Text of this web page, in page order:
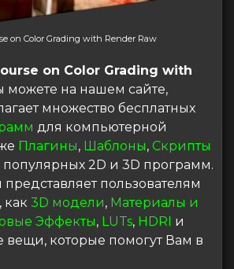
on Color Grading with Render Raw
on Color Grading with
можете на нашем сайте,
множество бесплатных
для компьютерной
Плагины, Шаблоны, Скрипты
популярных 2D и 3D программ.
пользователям
как 3D модели, Материалы и
Эффекты, LUTs, HDRI и
вещи, которые помогут Вам в